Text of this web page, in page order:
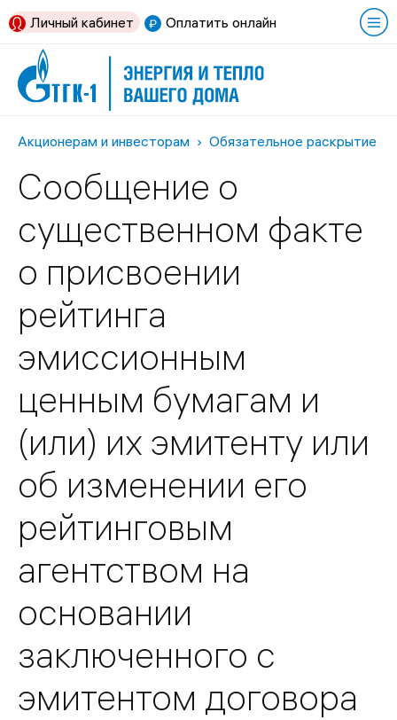
Оплатить онлайн
Личный кабинет
Акционерам и инвесторам Обязательное раскрытие
Сообщение о
существенном факте
о присвоении
рейтинга
эмиссионным
ценным бумагам и
(или) их эмитенту или
об изменении его
рейтинговым
агентством на
основании
заключенного с
эмитентом договора